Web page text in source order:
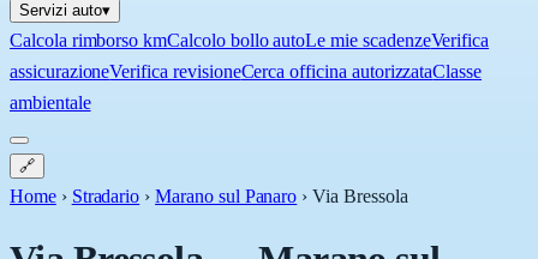
Servizi auto▾
Calcola rimborso kmCalcolo bollo autoLe mie scadenzeVerifica
assicurazioneVerifica revisioneCerca officina autorizzataClasse
ambientale
🔗
Home › Stradario › Marano sul Panaro ›Via Bressola